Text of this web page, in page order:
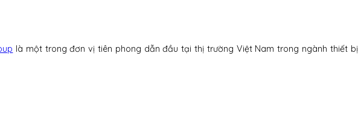
là một trong đơn vị tiên phong dẫn đầu tại thị trường Việt Nam trong ngành thiết bị